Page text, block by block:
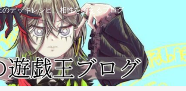
のデッキレシピ、相性を考えるブログ